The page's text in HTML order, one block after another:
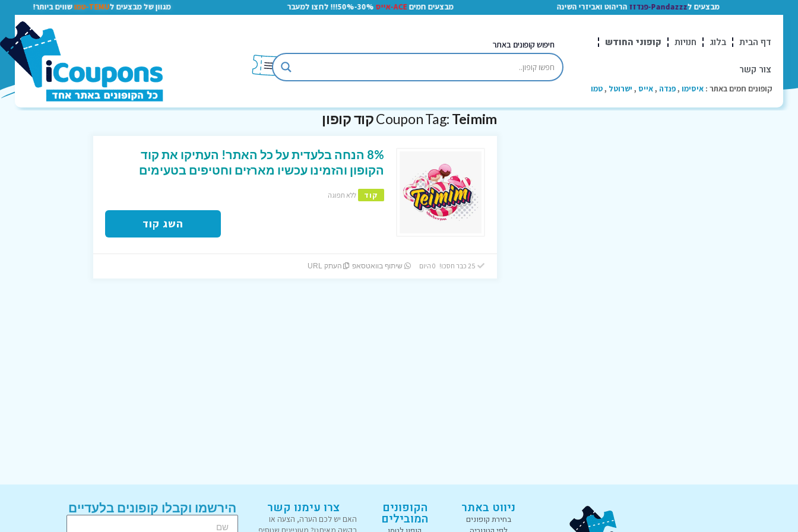
מבצעים לPandazzz-פנדזז הריהוט ואביזרי השינה מבצעים חמיםACE-אייס 30%-50%!!! לחצו למעבר מגוון של מבצעים לTEMU-טמו שווים ביותר!
דף הבית בלוג חנויות קופוני החודש
צור קשר
קופונים חמים באתר : איסימו ,פנדה ,אייס , ישרוטל ,טמו
חיפוש קופונים באתר
Coupon Tag: Teimim קוד קופון
8% הנחה בלעדית על כל האתר! העתיקו את קוד
הקופון והזמינו עכשיו מארזים וחטיפים בטעימים
קוד ללא תפוגה
השג קוד
שיתוף בוואטסאפ העתק URL
ניווט באתר
בחירת קופונים
הקופונים
המובילים
צרו עימנו קשר
האם יש לכם הערה, הצעה או
הירשמו וקבלו קופונים בלעדיים